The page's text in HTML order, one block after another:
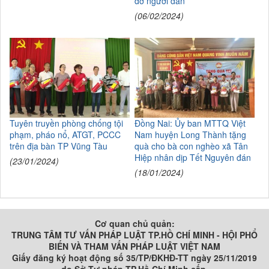
(06/02/2024)
Tuyên truyền phòng chống tội
phạm, pháo nổ, ATGT, PCCC
trên địa bàn TP Vũng Tàu
(23/01/2024)
Đồng Nai: Ủy ban MTTQ Việt
Nam huyện Long Thành tặng
quà cho bà con nghèo xã Tân
Hiệp nhân dịp Tết Nguyên đán
(18/01/2024)
Cơ quan chủ quản:
TRUNG TÂM TƯ VẤN PHÁP LUẬT TP.HỒ CHÍ MINH - HỘI PHỔ
BIẾN VÀ THAM VẤN PHÁP LUẬT VIỆT NAM
Giấy đăng ký hoạt động số 35/TP/ĐKHĐ-TT ngày 25/11/2019